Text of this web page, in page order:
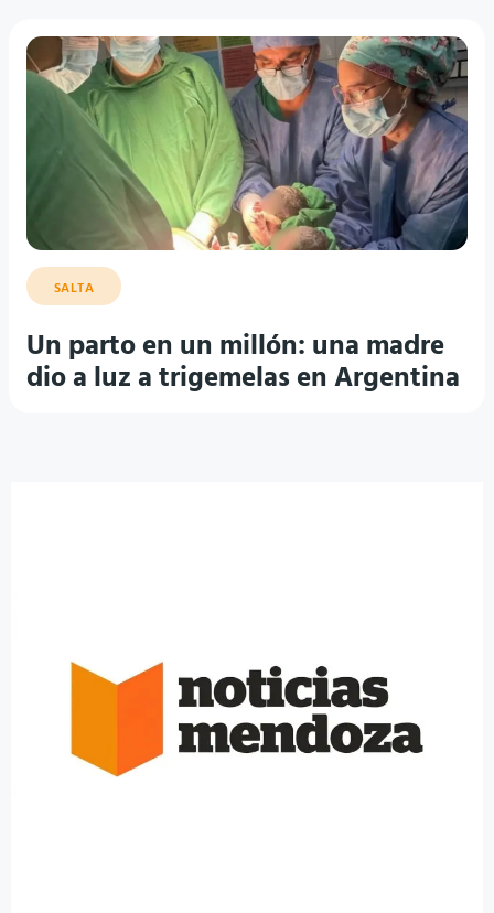
SALTA
Un parto en un millón: una madre
dio a luz a trigemelas en Argentina